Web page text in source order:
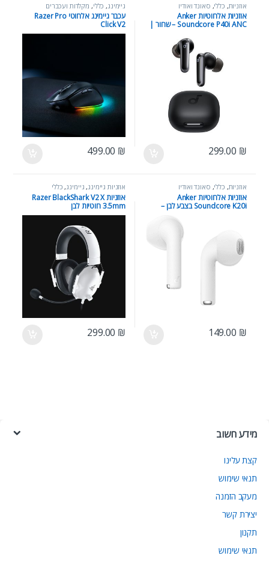
אוזניות, כללי, סאונד ואודיו
אוזניות אלחוטיות Anker
Soundcore P40i ANC – שחור |
299.00 ₪
גיימינג, כללי, מקלדות ועכברים
עכבר גיימינג אלחוטי Razer Pro
Click V2
499.00 ₪
אוזניות, כללי, סאונד ואודיו
אוזניות אלחוטיות Anker
Soundcore K20i בצבע לבן –
149.00 ₪
אוזניות גיימינג, גיימינג, כללי
אוזניות Razer BlackShark V2 X
3.5mm חוטיות לבן
299.00 ₪
מידע חשוב
קצת עלינו
תנאי שימוש
מעקב הזמנה
יצירת קשר
תקנון
תנאי שימוש